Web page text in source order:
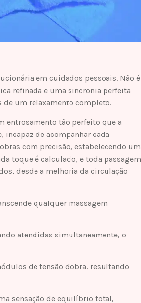
em cuidados pessoais. Não é
refinada e uma sincronia perfeita
um relaxamento completo.
entrosamento tão perfeito que a
incapaz de acompanhar cada
com precisão, estabelecendo um
toque é calculado, e toda passagem
desde a melhoria da circulação
qualquer massagem
atendidas simultaneamente, o
de tensão dobra, resultando
sensação de equilíbrio total,